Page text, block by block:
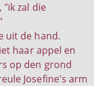
"ik zal die
uit de hand.
haar appel en
op den grond
Josefine's arm